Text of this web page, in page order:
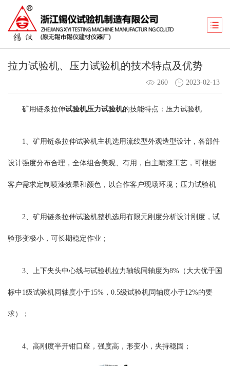
拉力试验机、压力试验机的技术特点及优势
260 2023-02-13
矿用链条拉伸试验机压力试验机的技能特点：压力试验机
1、矿用链条拉伸试验机主机选用流线型外观造型设计，各部件
设计强度分布合理，全体组合美观、有用，自主喷漆工艺，可根据
客户需求定制喷漆效果和颜色，以合作客户现场环境；压力试验机
2、矿用链条拉伸试验机整机选用有限元刚度分析设计刚度，试
验形变极小，可长期稳定作业；
3、上下夹头中心线与试验机拉力轴线同轴度为8%（大大优于国
标中1级试验机同轴度小于15%，0.5级试验机同轴度小于12%的要
求）；
4、高刚度半开钳口座，强度高，形变小，夹持稳固；